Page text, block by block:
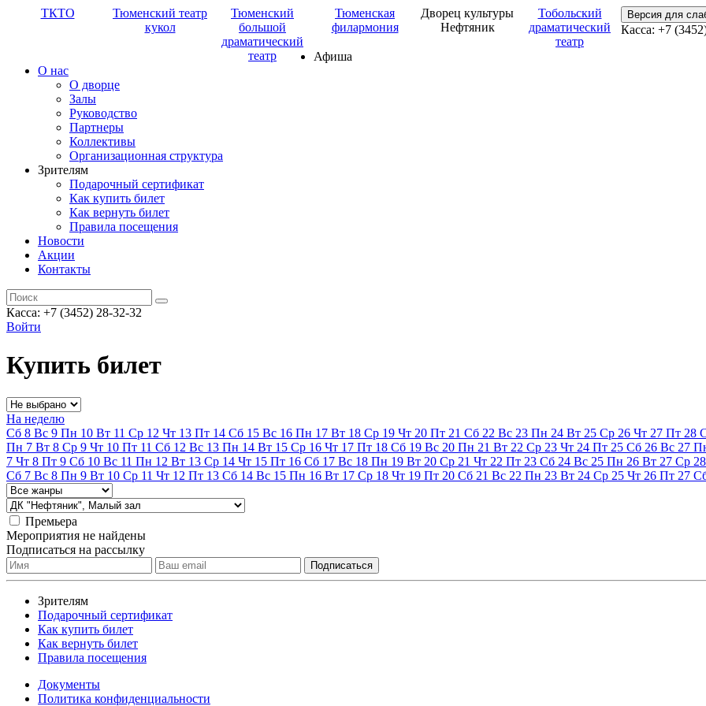
ТКТО
Тюменский театр
кукол
Тюменский
большой
драматический
театр
Тюменская
филармония
Дворец культуры
Нефтяник
Тобольский
драматический
театр
Версия для
Касса: +7
Афиша
О нас
О дворце
Залы
Руководство
Партнеры
Коллективы
Организационная структура
Зрителям
Подарочный сертификат
Как купить билет
Как вернуть билет
Правила посещения
Новости
Акции
Контакты
Касса: +7 (3452) 28-32-32
Войти
Купить билет
На неделю
Сб 8 Вс 9 Пн 10 Вт 11 Ср 12 Чт 13 Пт 14 Сб 15 Вс 16 Пн 17 Вт 18 Ср 19 Чт 20 Пт 21 Сб 22 Вс 23 Пн 24 Вт 25 Ср 26 Чт 27 Пт 28
Пн 7 Вт 8 Ср 9 Чт 10 Пт 11 Сб 12 Вс 13 Пн 14 Вт 15 Ср 16 Чт 17 Пт 18 Сб 19 Вс 20 Пн 21 Вт 22 Ср 23 Чт 24 Пт 25 Сб 26 Вс 27
7 Чт 8 Пт 9 Сб 10 Вс 11 Пн 12 Вт 13 Ср 14 Чт 15 Пт 16 Сб 17 Вс 18 Пн 19 Вт 20 Ср 21 Чт 22 Пт 23 Сб 24 Вс 25 Пн 26 Вт 27 Ср 28
Сб 7 Вс 8 Пн 9 Вт 10 Ср 11 Чт 12 Пт 13 Сб 14 Вс 15 Пн 16 Вт 17 Ср 18 Чт 19 Пт 20 Сб 21 Вс 22 Пн 23 Вт 24 Ср 25 Чт 26 Пт 27
Премьера
Мероприятия не найдены
Подписаться на рассылку
Зрителям
Подарочный сертификат
Как купить билет
Как вернуть билет
Правила посещения
Документы
Политика конфиденциальности